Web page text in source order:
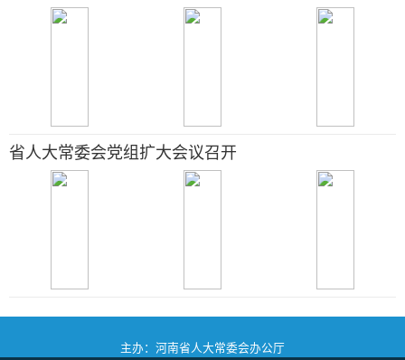
省人大常委会党组扩大会议召开
主办：河南省人大常委会办公厅